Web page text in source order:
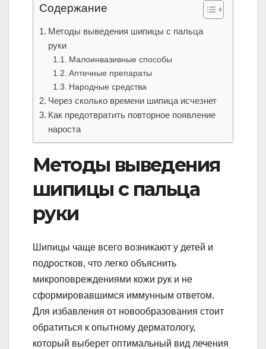
Содержание
Методы выведения шипицы с пальца
руки
Малоинвазивные способы
Аптечные препараты
Народные средства
Через сколько времени шипица исчезнет
Как предотвратить повторное появление
нароста
Методы выведения
шипицы с пальца
руки
Шипицы чаще всего возникают у детей и
подростков, что легко объяснить
микроповреждениями кожи рук и не
сформировавшимся иммунным ответом.
Для избавления от новообразования стоит
обратиться к опытному дерматологу,
который выберет оптимальный вид лечения